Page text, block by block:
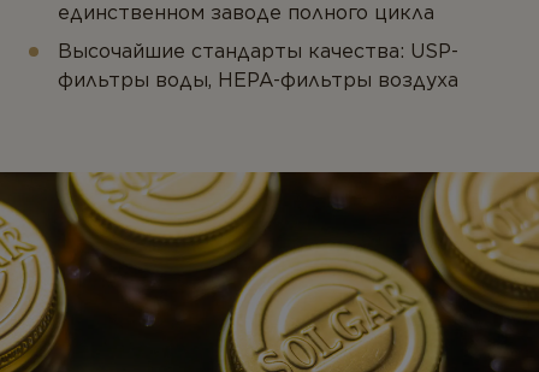
единственном заводе полного цикла
Высочайшие стандарты качества: USP-
фильтры воды, HEPA-фильтры воздуха